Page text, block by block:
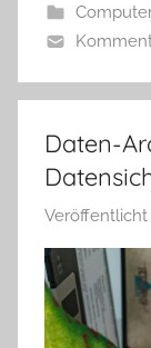
Daten-
Veröffentlicht